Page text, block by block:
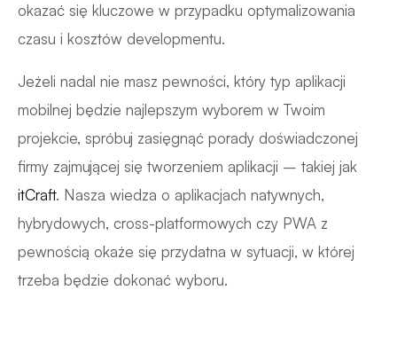
okazać się kluczowe w przypadku optymalizowania
czasu i kosztów developmentu.
Jeżeli nadal nie masz pewności, który typ aplikacji
mobilnej będzie najlepszym wyborem w Twoim
projekcie, spróbuj zasięgnąć porady doświadczonej
firmy zajmującej się tworzeniem aplikacji – takiej jak
itCraft. Nasza wiedza o aplikacjach natywnych,
hybrydowych, cross-platformowych czy PWA z
pewnością okaże się przydatna w sytuacji, w której
trzeba będzie dokonać wyboru.